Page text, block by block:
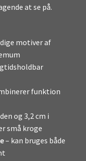
at se på.
motiver af
funktion
og 3,2 cm i
små kroge
– kan bruges både